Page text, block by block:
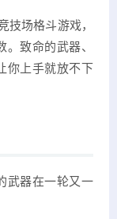
技场格斗游戏，
致命的武器、
你上手就放不下
武器在一轮又一